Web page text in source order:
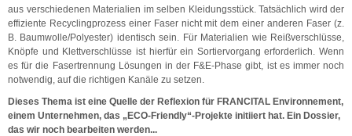
aus verschiedenen Materialien im selben Kleidungsstück. Tatsächlich wird der
effiziente Recyclingprozess einer Faser nicht mit dem einer anderen Faser (z.
B. Baumwolle/Polyester) identisch sein. Für Materialien wie Reißverschlüsse,
Knöpfe und Klettverschlüsse ist hierfür ein Sortiervorgang erforderlich. Wenn
es für die Fasertrennung Lösungen in der F&E-Phase gibt, ist es immer noch
notwendig, auf die richtigen Kanäle zu setzen.
Dieses Thema ist eine Quelle der Reflexion für FRANCITAL Environnement,
einem Unternehmen, das „ECO-Friendly“-Projekte initiiert hat. Ein Dossier,
das wir noch bearbeiten werden...